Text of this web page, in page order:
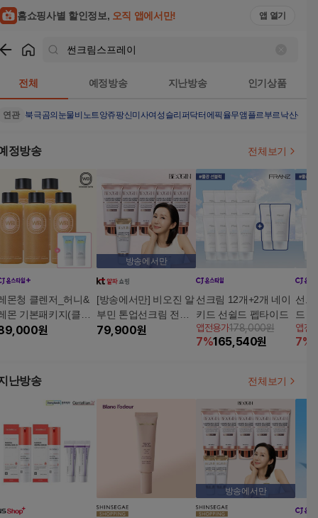
홈쇼핑사별 할인정보, 오직 앱에서만! 앱 열기
전체 예정방송 지난방송 인기상품
연관 북극곰의눈물비노트앙쥬팡신미사여성슬리퍼닥터에픽율무앰플르부르낙산신봉
정방송 전체보기
몬청 클렌저_허니&
몬 기본패키지(클렌
5+선크림2)
원
방송에서만
[방송에서만] 비오진 알
부민 톤업선크림 전인
화 패키지
79,900원
선크림 12개+2개 네이
키드 선쉴드 펩타이드
앱전용가178,000원
7%165,540원
선크
드
앱전
7%
난방송 전체보기
방송에서만